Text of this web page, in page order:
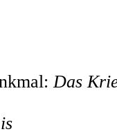
Das